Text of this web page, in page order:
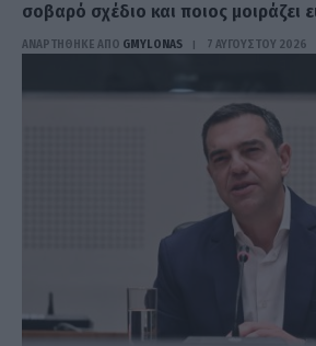
σοβαρό σχέδιο και ποιος μοιράζει
ΑΝΑΡΤΗΘΗΚΕ ΑΠΟ GMYLONAS 7 ΑΥΓΟΎΣΤΟΥ 2026